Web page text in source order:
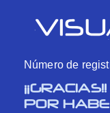
Número de
POR